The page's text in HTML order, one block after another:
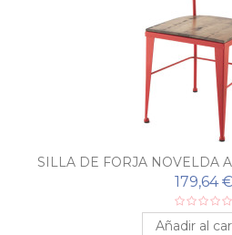
SILLA DE FORJA NOVELDA
179,64 €
Añadir al